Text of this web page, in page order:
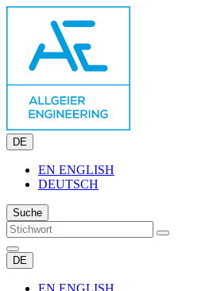
DE
EN ENGLISH
DEUTSCH
Suche
DE
EN ENGLISH